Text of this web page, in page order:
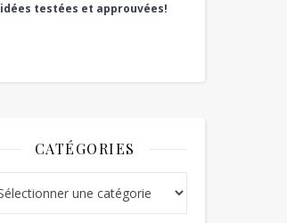
idées testées et approuvées!
CATÉGORIES